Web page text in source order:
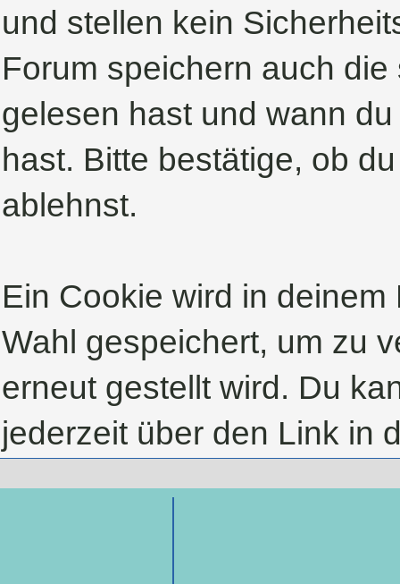
und stellen kein
Forum speichern auch
gelesen hast und wann
hast. Bitte bestätige, ob
ablehnst.
Ein Cookie wird in
Wahl gespeichert, um zu
erneut gestellt wird. Du
jederzeit über den Link in